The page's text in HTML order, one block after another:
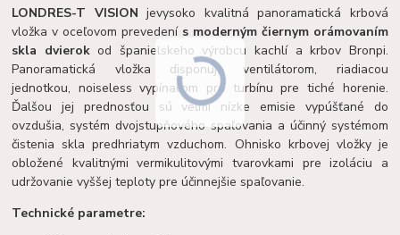
LONDRES-T VISIONjevysoko kvalitná panoramatická krbová
vložka v oceľovom prevedení s moderným čiernym orámovaním
skla dvierokod španielskeho výrobcu kachlí a krbov Bronpi.
Panoramatická vložka disponuje ventilátorom, riadiacou
jednotkou, noiseless vypínačom pre turbínu pre tiché horenie.
Ďalšou jej prednosťou sú veľmi nízke emisie vypúšťané do
ovzdušia, systém dvojstupňového spaľovania a účinný systémom
čistenia skla predhriatym vzduchom. Ohnisko krbovej vložky je
obložené kvalitnými vermikulitovými tvarovkami pre izoláciu a
udržovanie vyššej teploty pre účinnejšie spaľovanie.
Technické parametre: